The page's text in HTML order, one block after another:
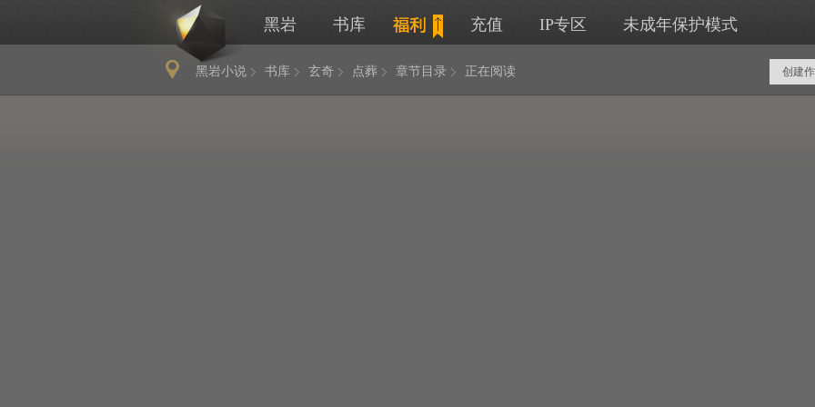
黑岩 书库 充值 IP专区 未成年保护模式
黑岩小说 书库 玄奇 点葬 章节目录 正在阅读 创建